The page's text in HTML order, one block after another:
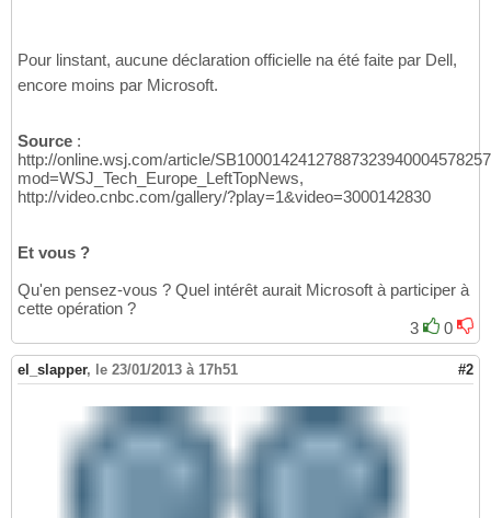
Pour linstant, aucune déclaration officielle na été faite par Dell,
encore moins par Microsoft.
Source :
http://online.wsj.com/article/
mod=WSJ_Tech_Europe_LeftTopNews,
http://video.cnbc.com/gallery/?play=1&video=3000142830
Et vous ?
Qu'en pensez-vous ? Quel intérêt aurait Microsoft à participer à
cette opération ?
3
0
el_slapper, le 23/01/2013 à 17h51 #2